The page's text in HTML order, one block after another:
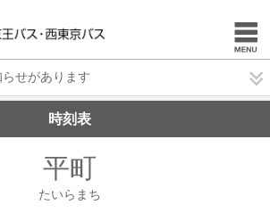
せがあります
時刻表
平町
たいらまち